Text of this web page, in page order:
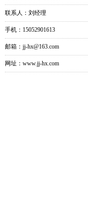
联系人：刘经理
手机：15052901613
邮箱：jj-hx@163.com
网址：www.jj-hx.com